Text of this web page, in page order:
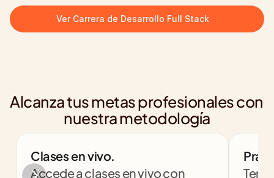
Ver Carrera de Desarrollo Full Stack
Alcanza tus metas profesionales con
nuestra metodología
Clases en vivo.
Accede a clases en vivo con